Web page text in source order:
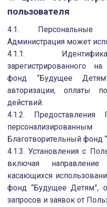
пользователя
4.1. Персональные
Администрация может
4.1.1.
зарегистрированного
фонд “Будущее
авторизации, оплаты
действий.
4.1.2. Предоставления
Благотворительный фонд
4.1.3. Установления с
включая направление
касающихся
фонд “Будущее Детям”,
запросов и заявок от